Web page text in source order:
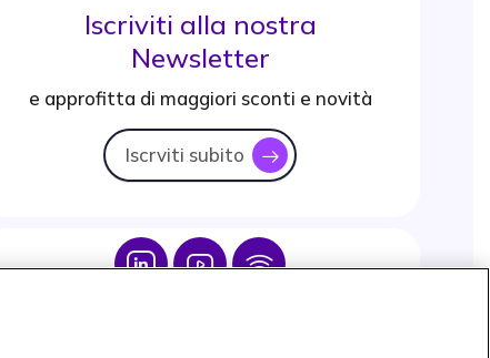
Iscriviti alla nostra
Newsletter
e approfitta di maggiori sconti e novità
Iscrviti subito icon
Icon IconIcon